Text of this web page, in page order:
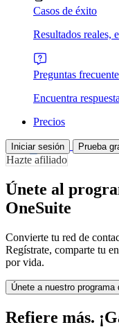
Casos de éxito
Resultados reales,
Preguntas
Encuentra
Precios
Iniciar sesión Prueba
Hazte afiliado
Únete al
OneSuite
Convierte tu red de
Regístrate, comparte tu
por vida.
Únete a nuestro programa
Refiere más.